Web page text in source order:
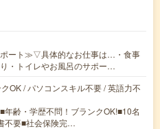
ート≫▽具体的なお仕事は…・食事
・トイレやお風呂のサポー…
OK / パソコンスキル不要 / 英語力不
年齢・学歴不問！ブランクOK!■10名
不要■社会保険完…